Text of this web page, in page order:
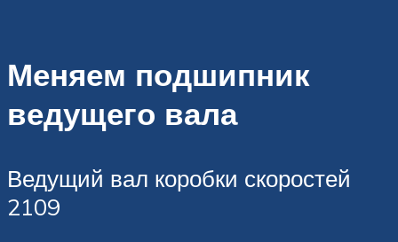
Меняем подшипник
ведущего вала
Ведущий вал коробки скоростей
2109